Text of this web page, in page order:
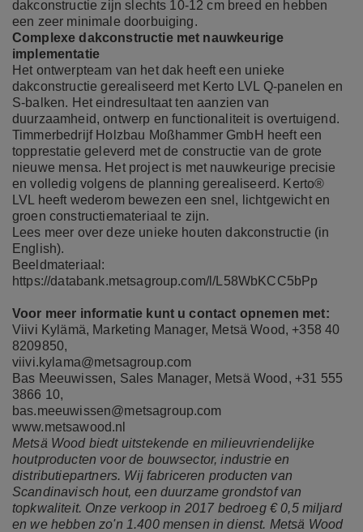
dakconstructie zijn slechts 10-12 cm breed en hebben
een zeer minimale doorbuiging.
Complexe dakconstructie met nauwkeurige
implementatie
Het ontwerpteam van het dak heeft een unieke
dakconstructie gerealiseerd met Kerto LVL Q-panelen en
S-balken. Het eindresultaat ten aanzien van
duurzaamheid, ontwerp en functionaliteit is overtuigend.
Timmerbedrijf Holzbau Moßhammer GmbH heeft een
topprestatie geleverd met de constructie van de grote
nieuwe mensa. Het project is met nauwkeurige precisie
en volledig volgens de planning gerealiseerd. Kerto®
LVL heeft wederom bewezen een snel, lichtgewicht en
groen constructiemateriaal te zijn.
Lees meer over deze unieke houten dakconstructie (in
English).
Beeldmateriaal:
https://databank.metsagroup.com/l/L58WbKCC5bPp
Voor meer informatie kunt u contact opnemen met:
Viivi Kylämä, Marketing Manager, Metsä Wood, +358 40
8209850,
viivi.kylama@metsagroup.com
Bas Meeuwissen, Sales Manager, Metsä Wood, +31 555
3866 10,
bas.meeuwissen@metsagroup.com
www.metsawood.nl
Metsä Wood biedt uitstekende en milieuvriendelijke
houtproducten voor de bouwsector, industrie en
distributiepartners. Wij fabriceren producten van
Scandinavisch hout, een duurzame grondstof van
topkwaliteit. Onze verkoop in 2017 bedroeg € 0,5 miljard
en we hebben zo'n 1.400 mensen in dienst. Metsä Wood